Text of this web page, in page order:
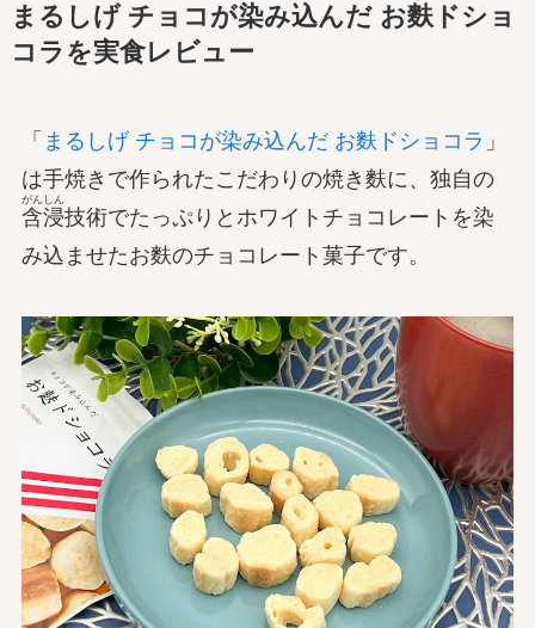
まるしげ チョコが染み込んだ お麩ドショ
コラを実食レビュー
「 まるしげ チョコが染み込んだ お麩ドショコラ 」
は手焼きで作られたこだわりの焼き麩に、独自の
含浸
がんしん
技術でたっぷりとホワイトチョコレートを染
み込ませたお麩のチョコレート菓子です。